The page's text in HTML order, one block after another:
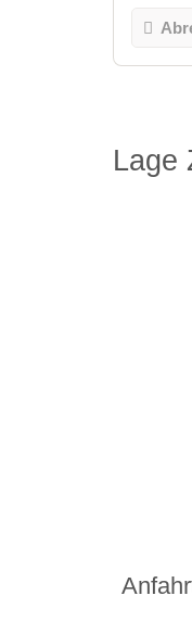
Lage